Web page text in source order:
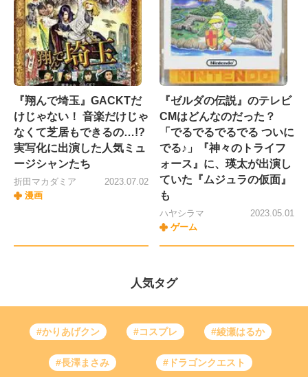
『翔んで埼玉』GACKTだ
けじゃない！ 音楽だけじゃ
なくて芝居もできるの…!?
実写化に出演した人気ミュ
ージシャンたち
折田マカダミア
漫画
2023.07.02
『ゼルダの伝説』のテレビ
CMはどんなのだった？
「でるでるでるでる ついに
でる♪」『神々のトライフ
ォース』に、瑛太が出演し
ていた『ムジュラの仮面』
も
ハヤシラマ
ゲーム
2023.05.01
人気タグ
#かりあげクン #コスプレ #綾瀬はるか
#長澤まさみ #ドラゴンクエスト